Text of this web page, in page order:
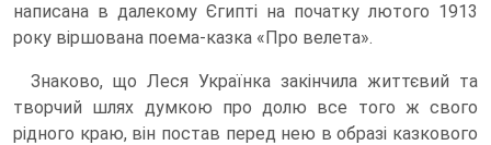
написана в далекому Єгипті на початку лютого 1913
року віршована поема-казка «Про велета».
Знаково, що Леся Українка закінчила життєвий та
творчий шлях думкою про долю все того ж свого
рідного краю, він постав перед нею в образі казкового